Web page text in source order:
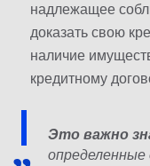
надлежащее
доказать свою
наличие
кредитному
Это важно
определенные